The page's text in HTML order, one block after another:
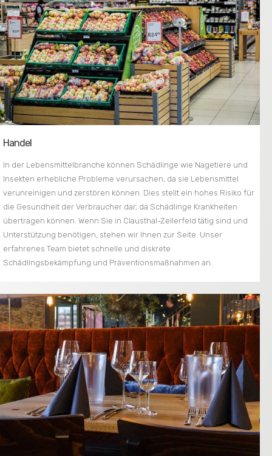
Handel
In der Lebensmittelbranche können Schädlinge wie Nagetiere und
Insekten erhebliche Probleme verursachen, da sie Lebensmittel
verunreinigen und zerstören können. Dies stellt ein hohes Risiko für
die Gesundheit der Verbraucher dar, da Schädlinge Krankheiten
übertragen können. Wenn Sie in Clausthal-Zellerfeld tätig sind und
Unterstützung benötigen, stehen wir Ihnen zur Seite. Unser
erfahrenes Team bietet schnelle und diskrete
Schädlingsbekämpfung und Präventionsmaßnahmen an.